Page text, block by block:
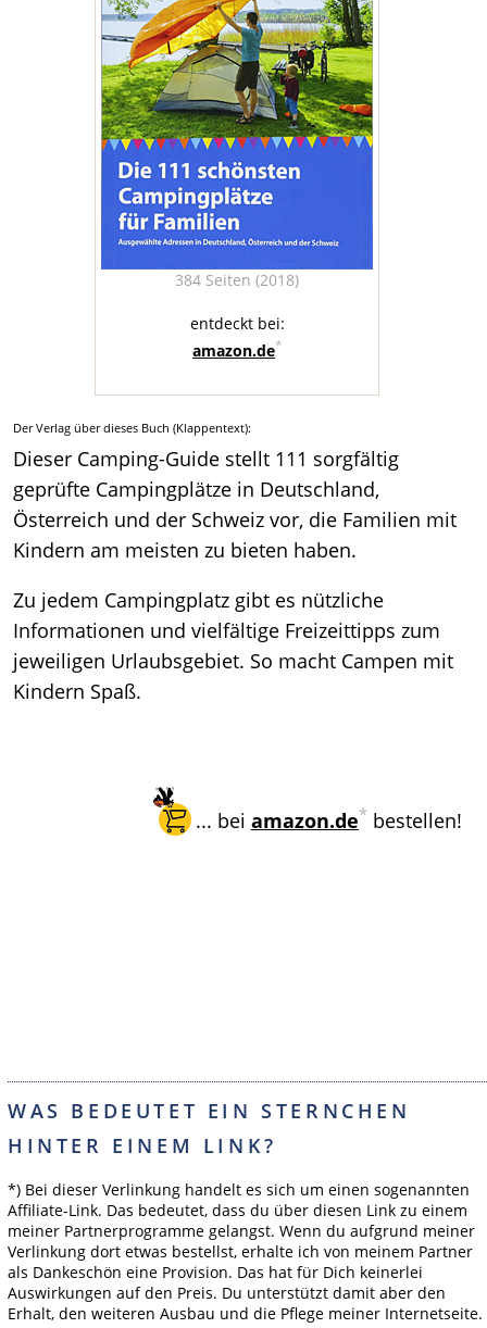
384 Seiten (2018)
entdeckt bei:
amazon.de*
Der Verlag über dieses Buch (Klappentext):
Dieser Camping-Guide stellt 111 sorgfältig
geprüfte Campingplätze in Deutschland,
Österreich und der Schweiz vor, die Familien mit
Kindern am meisten zu bieten haben.
Zu jedem Campingplatz gibt es nützliche
Informationen und vielfältige Freizeittipps zum
jeweiligen Urlaubsgebiet. So macht Campen mit
Kindern Spaß.
... bei amazon.de*bestellen!
WAS BEDEUTET EIN STERNCHEN
HINTER EINEM LINK?
*) Bei dieser Verlinkung handelt es sich um einen sogenannten
Affiliate-Link. Das bedeutet, dass du über diesen Link zu einem
meiner Partnerprogramme gelangst. Wenn du aufgrund meiner
Verlinkung dort etwas bestellst, erhalte ich von meinem Partner
als Dankeschön eine Provision. Das hat für Dich keinerlei
Auswirkungen auf den Preis. Du unterstützt damit aber den
Erhalt, den weiteren Ausbau und die Pflege meiner Internetseite.